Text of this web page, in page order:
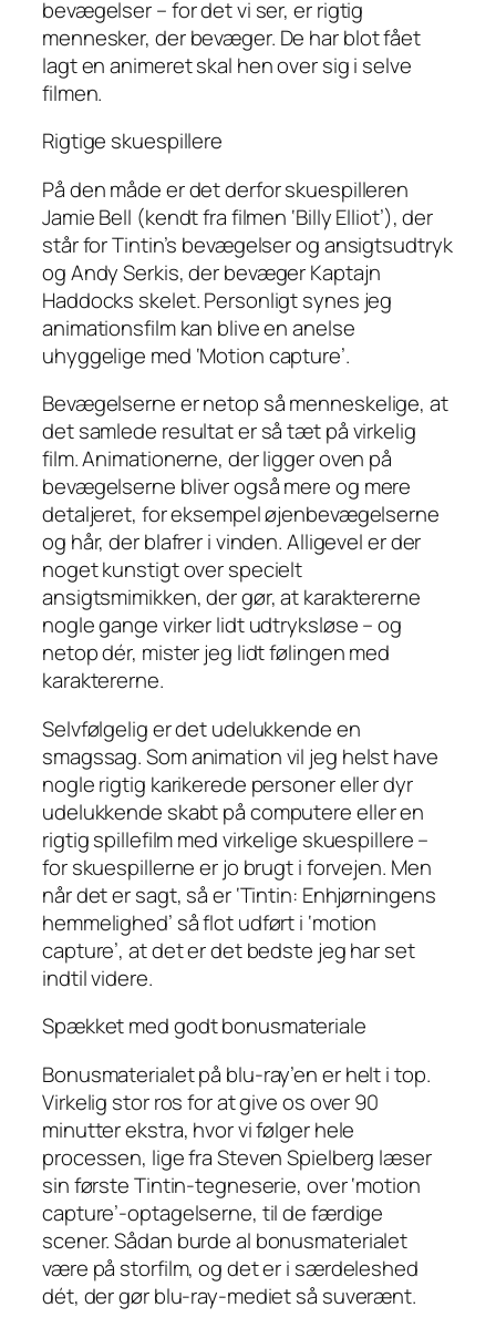
bevægelser – for det vi ser, errigtig
mennesker, der bevæger. De har blot fået
lagt en animeret skal hen over sig i selve
filmen.
Rigtige skuespillere
På den måde er det derfor skuespilleren
Jamie Bell (kendt fra filmen ‘Billy Elliot’), der
står for Tintin’s bevægelser og ansigtsudtryk
og Andy Serkis, der bevæger Kaptajn
Haddocks skelet. Personligt synes jeg
animationsfilm kan blive en anelse
uhyggelige med ‘Motion capture’.
Bevægelserne er netop så menneskelige, at
det samlede resultat er så tæt på virkelig
film. Animationerne, der ligger oven på
bevægelserne bliver også mere og mere
detaljeret, for eksempel øjenbevægelserne
og hår, der blafrer i vinden. Alligevel er der
noget kunstigt over specielt
ansigtsmimikken, der gør, at karaktererne
nogle gange virker lidt udtryksløse – og
netop dér, mister jeg lidt følingen med
karaktererne.
Selvfølgelig er det udelukkende en
smagssag. Som animation vil jeg helst have
nogle rigtig karikerede personer eller dyr
udelukkende skabt på computereelleren
rigtig spillefilm med virkelige skuespillere –
for skuespillerne er jo brugt i forvejen. Men
når det er sagt, så er ‘Tintin: Enhjørningens
hemmelighed’ så flot udført i ‘motion
capture’, at det er det bedste jeg har set
indtil videre.
Spækket med godt bonusmateriale
Bonusmaterialet på blu-ray’en er helt i top.
Virkelig stor ros for at give os over 90
minutter ekstra, hvor vi følger hele
processen, lige fra Steven Spielberg læser
sin første Tintin-tegneserie, over ‘motion
capture’-optagelserne, til de færdige
scener. Sådan burde al bonusmaterialet
være på storfilm, og det er i særdeleshed
dét, der gør blu-ray-mediet så suverænt.